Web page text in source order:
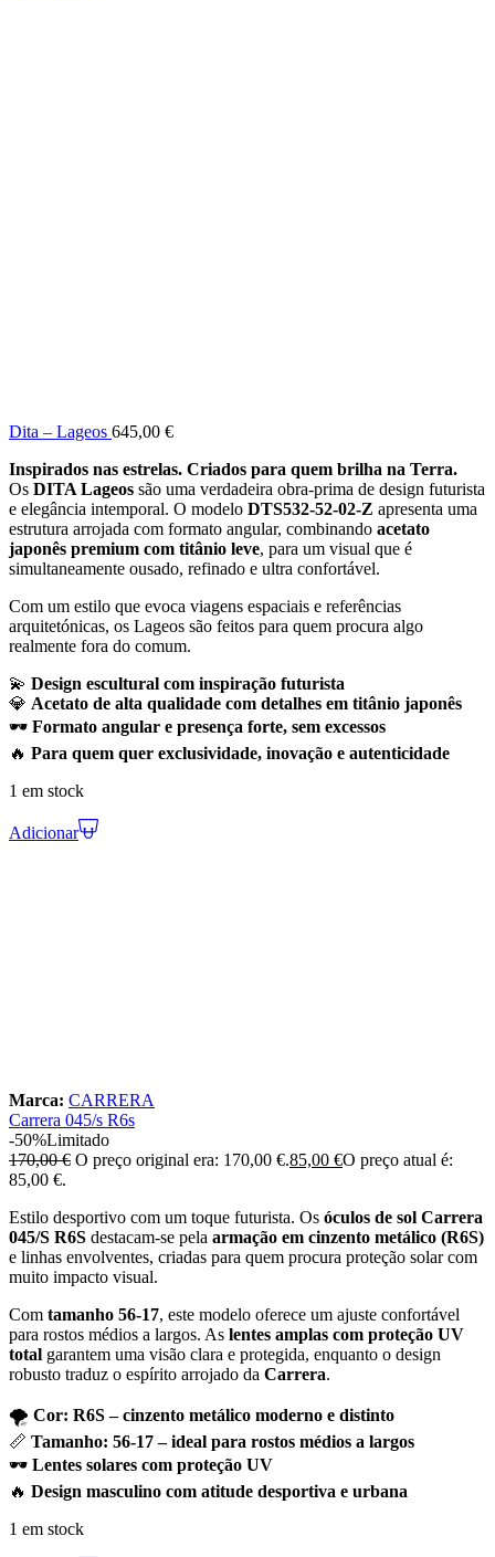
Dita – Lageos 645,00 €
Inspirados nas estrelas. Criados para quem brilha na Terra.
Os DITA Lageos são uma verdadeira obra-prima de design futurista
e elegância intemporal. O modelo DTS532-52-02-Z apresenta uma
estrutura arrojada com formato angular, combinando acetato
japonês premium com titânio leve, para um visual que é
simultaneamente ousado, refinado e ultra confortável.
Com um estilo que evoca viagens espaciais e referências
arquitetónicas, os Lageos são feitos para quem procura algo
realmente fora do comum.
💫 Design escultural com inspiração futurista
💎 Acetato de alta qualidade com detalhes em titânio japonês
🕶️ Formato angular e presença forte, sem excessos
🔥 Para quem quer exclusividade, inovação e autenticidade
1 em stock
Adicionar
Marca: CARRERA
Carrera 045/s R6s
-50%Limitado
170,00€ O preço original era: 170,00 €.85,00 €O preço atual é:
85,00 €.
Estilo desportivo com um toque futurista. Os óculos de sol Carrera
045/S R6S destacam-se pela armação em cinzento metálico (R6S)
e linhas envolventes, criadas para quem procura proteção solar com
muito impacto visual.
Com tamanho 56-17, este modelo oferece um ajuste confortável
para rostos médios a largos. As lentes amplas com proteção UV
total garantem uma visão clara e protegida, enquanto o design
robusto traduz o espírito arrojado da Carrera.
🌪️ Cor: R6S – cinzento metálico moderno e distinto
📏 Tamanho: 56-17 – ideal para rostos médios a largos
🕶️ Lentes solares com proteção UV
🔥 Design masculino com atitude desportiva e urbana
1 em stock